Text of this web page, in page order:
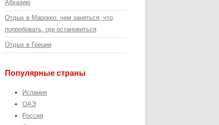
Абхазию
Отдых в Марокко: чем заняться, что
попробовать, где остановиться
Отдых в Греции
Популярные страны
Испания
ОАЭ
Россия